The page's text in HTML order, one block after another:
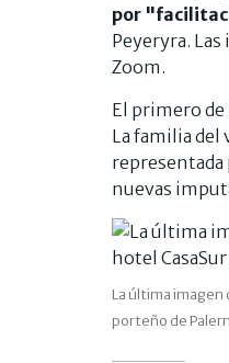
por
Peyeryra.
Zoom.
El primero
La familia
representada
nuevas
La última imagen
porteño de